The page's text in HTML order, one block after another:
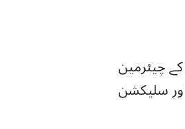
چیئرمین
سلیکشن